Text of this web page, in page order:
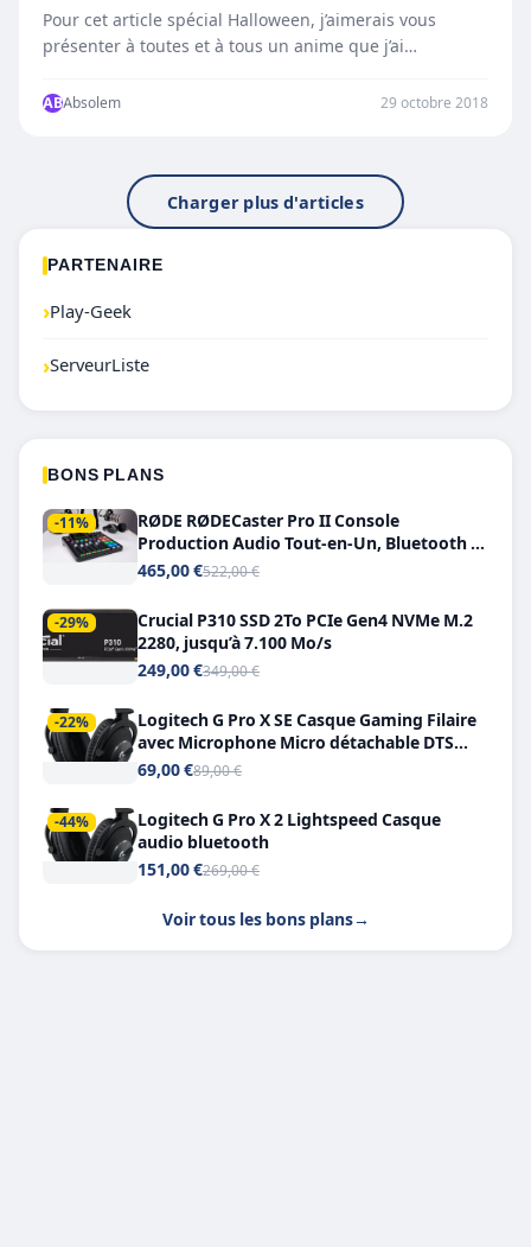
Pour cet article spécial Halloween, j’aimerais vous
présenter à toutes et à tous un anime que j’ai
ABAbsolem 29 octobre 2018
Charger plus d'articles
PARTENAIRE
›Play-Geek
›ServeurListe
BONS PLANS
-11%
RØDE RØDECaster Pro II Console
Production Audio Tout-en-Un, Bluetooth et
Double USB-C
465,00 €522,00 €
-29%
Crucial P310 SSD 2To PCIe Gen4 NVMe M.2
2280, jusqu’à 7.100 Mo/s
249,00 €349,00 €
-22%
Logitech G Pro X SE Casque Gaming Filaire
avec Microphone Micro détachable DTS
Headphone X 7.1
69,00 €89,00 €
-44%
Logitech G Pro X 2 Lightspeed Casque
audio bluetooth
151,00 €269,00 €
Voir tous les bons plans→